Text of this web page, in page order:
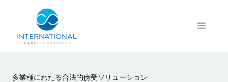
多業種にわたる合法的傍受ソリューション